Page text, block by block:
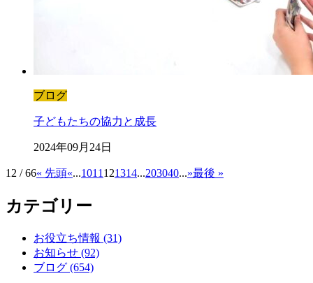
ブログ
子どもたちの協力と成長
2024年09月24日
12 / 66« 先頭«...1011 121314...203040...»最後 »
カテゴリー
お役立ち情報 (31)
お知らせ (92)
ブログ (654)